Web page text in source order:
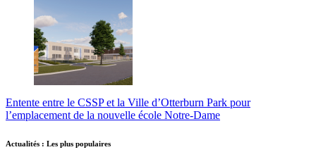
Entente entre le CSSP et la Ville d’Otterburn Park pour
l’emplacement de la nouvelle école Notre-Dame
Actualités : Les plus populaires